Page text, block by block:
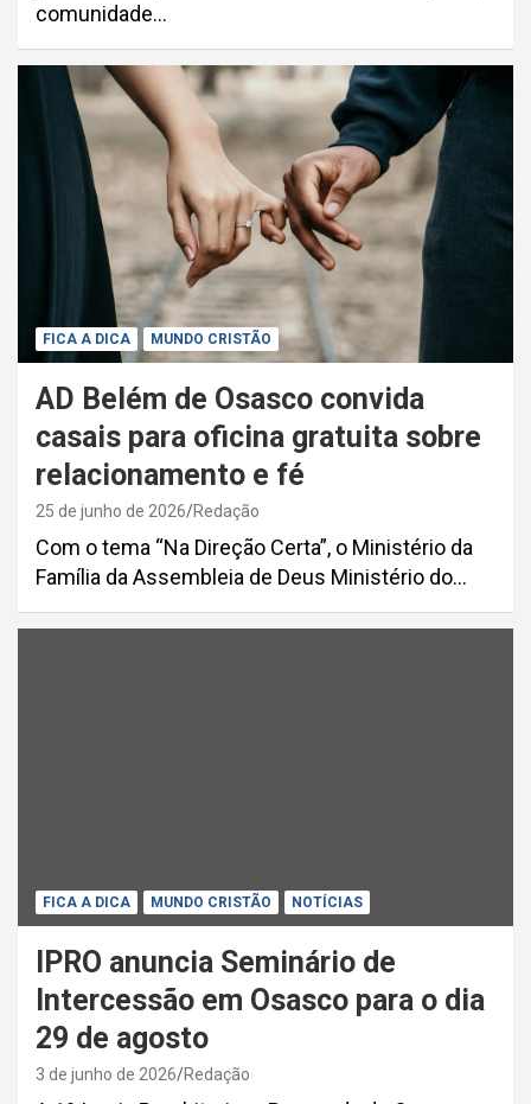
comunidade…
FICA A DICA MUNDO CRISTÃO
AD Belém de Osasco convida
casais para oficina gratuita sobre
relacionamento e fé
25 de junho de 2026 Redação
Com o tema “Na Direção Certa”, o Ministério da
Família da Assembleia de Deus Ministério do…
FICA A DICA MUNDO CRISTÃO NOTÍCIAS
IPRO anuncia Seminário de
Intercessão em Osasco para o dia
29 de agosto
3 de junho de 2026 Redação